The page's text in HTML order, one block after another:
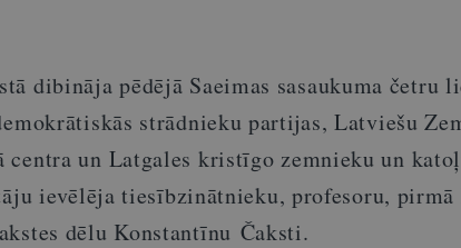
dibināja pēdējā Saeimas sasaukuma četru
strādnieku partijas, Latviešu
centra un Latgales kristīgo zemnieku un
ievēlēja tiesībzinātnieku, profesoru,
dēlu Konstantīnu Čaksti.